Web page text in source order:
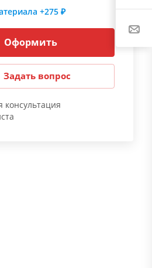
+275 ₽
Оформить
Задать вопрос
консультация